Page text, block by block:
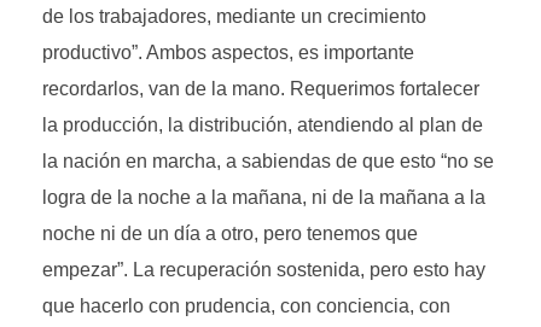
de los trabajadores, mediante un crecimiento
productivo”. Ambos aspectos, es importante
recordarlos, van de la mano. Requerimos fortalecer
la producción, la distribución, atendiendo al plan de
la nación en marcha, a sabiendas de que esto “no se
logra de la noche a la mañana, ni de la mañana a la
noche ni de un día a otro, pero tenemos que
empezar”. La recuperación sostenida, pero esto hay
que hacerlo con prudencia, con conciencia, con